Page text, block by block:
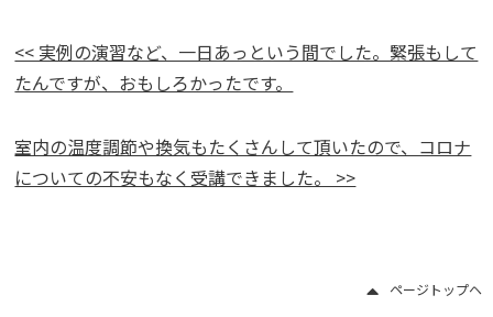
<< 実例の演習など、一日あっという間でした。緊張もして
たんですが、おもしろかったです。
室内の温度調節や換気もたくさんして頂いたので、コロナ
についての不安もなく受講できました。 >>
ページトップヘ